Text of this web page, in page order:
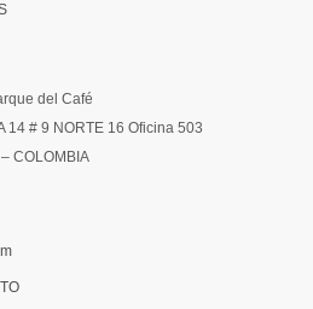
del Café
14 # 9 NORTE 16 Oficina 503
COLOMBIA